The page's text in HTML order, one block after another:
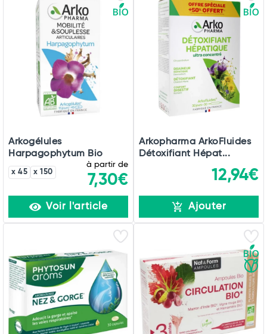
Arkogélules
Harpagophytum Bio
x 45 x 150
à partir de
7,30€
Voir l'article
Arkopharma ArkoFluides
Détoxifiant Hépat...
12,94€
Ajouter